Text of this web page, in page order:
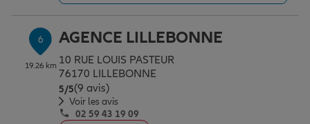
6
19.26 km
AGENCE LILLEBONNE
10 RUE LOUIS PASTEUR
76170 LILLEBONNE
5/5Note de 5 sur 5
(9 avis)
Voir les avis
02 59 43 19 09